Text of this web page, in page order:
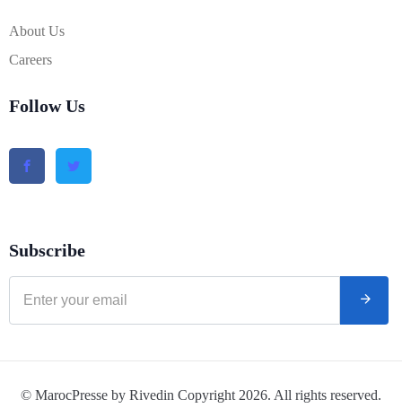
About Us
Careers
Follow Us
Subscribe
© MarocPresse by Rivedin Copyright 2026. All rights reserved.